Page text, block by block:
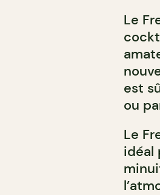
Le
est
ou
Le
idéal